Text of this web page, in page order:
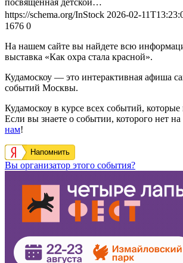
посвященная детской…
https://schema.org/InStock 2026-02-
1676 0
На нашем сайте вы найдете всю
выставка «Как охра стала красной».
Кудамоскоу — это интерактивная афиша
событий Москвы.
Кудамоскоу в курсе всех событий,
Если вы знаете о событии, которого нет на
нам!
Напомнить
Вы организатор этого события?